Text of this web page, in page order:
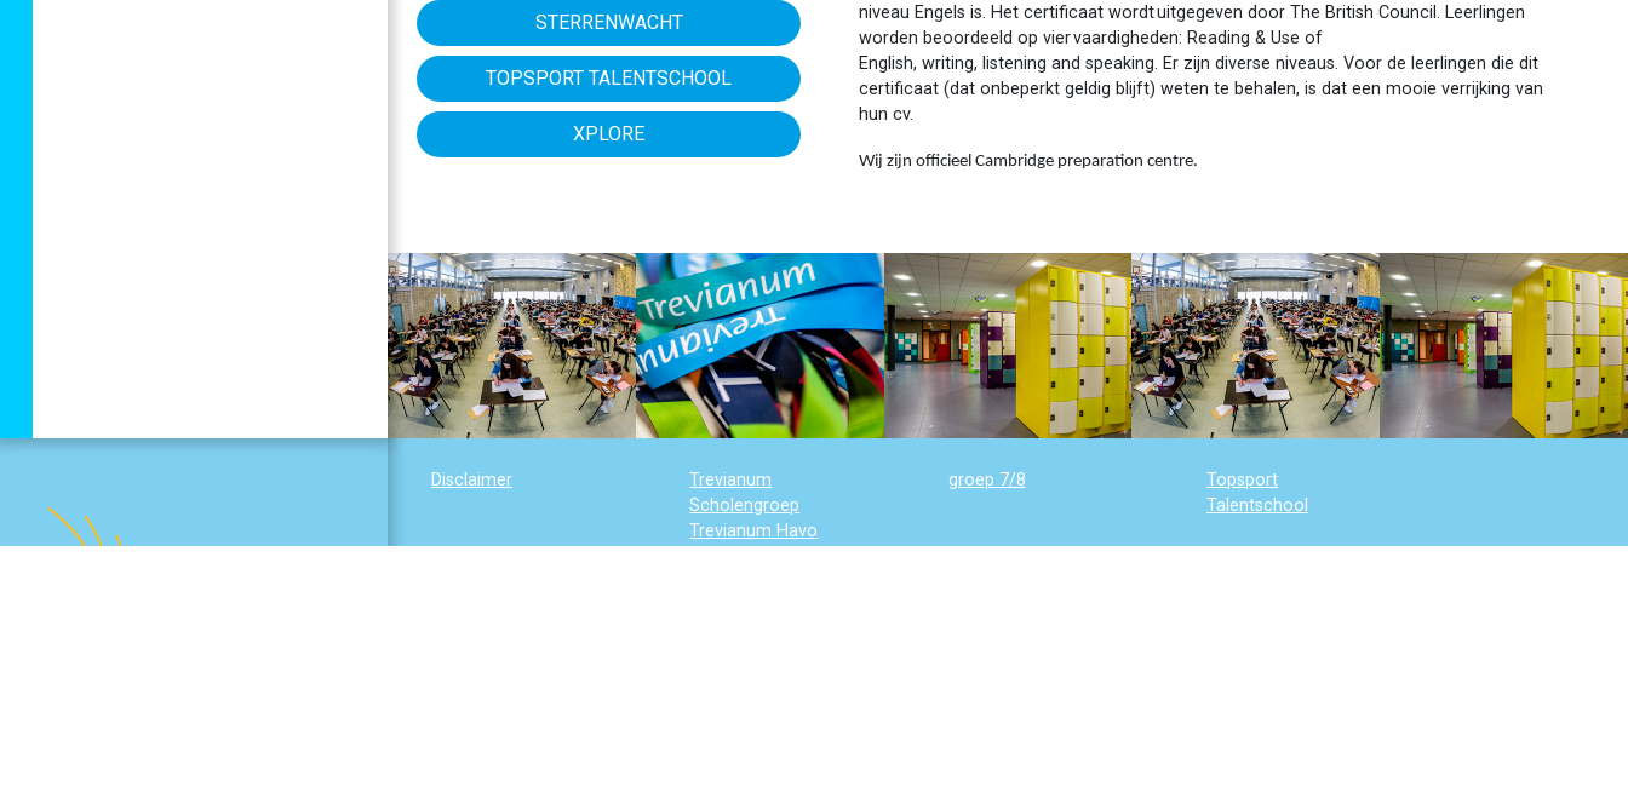
STERRENWACHT
TOPSPORT TALENTSCHOOL
XPLORE
niveau Engels is. Het certificaat wordt uitgegeven door The British Council. Leerlingen
worden beoordeeld op vier vaardigheden: Reading & Use of
English, writing, listening and speaking. Er zijn diverse niveaus. Voor de leerlingen die dit
certificaat (dat onbeperkt geldig blijft) weten te behalen, is dat een mooie verrijking van
hun cv.
Wij zijn officieel Cambridge preparation centre.
Disclaimer
Trevianum
Scholengroep
Trevianum Havo
groep 7/8
Topsport
Talentschool